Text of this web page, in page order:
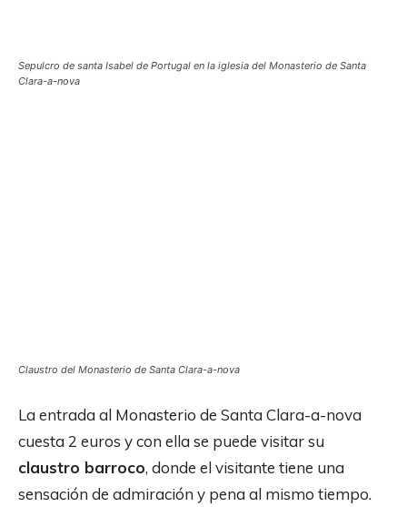
Sepulcro de santa Isabel de Portugal en la iglesia del Monasterio de Santa
Clara-a-nova
Claustro del Monasterio de Santa Clara-a-nova
La entrada al Monasterio de Santa Clara-a-nova
cuesta 2 euros y con ella se puede visitar su
claustro barroco, donde el visitante tiene una
sensación de admiración y pena al mismo tiempo.